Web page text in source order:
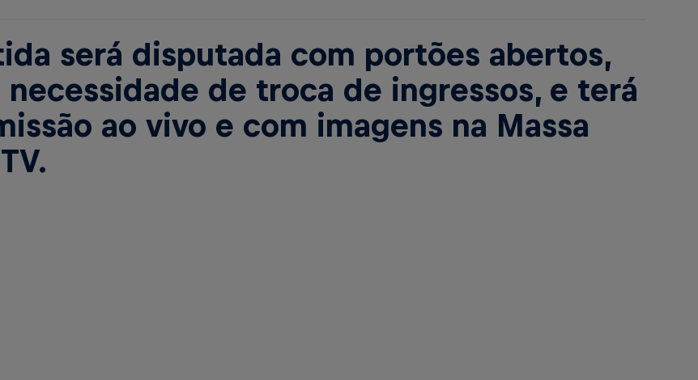
será disputada com portões abertos,
necessidade de troca de ingressos, e terá
ao vivo e com imagens na Massa